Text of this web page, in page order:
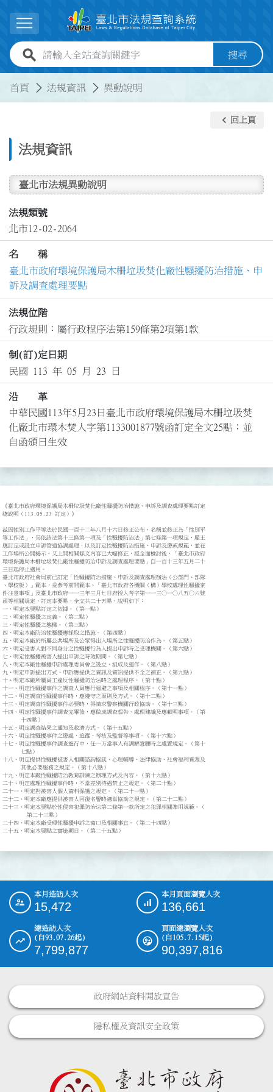
展開選單
全站查詢關鍵字欄位 搜尋
首頁 法規資訊 異動說明
法規資訊
keyboard_arrow_left 回上頁
臺北市法規異動說明
法規類號
北市12-02-2064
名 稱
臺北市政府環境保護局木柵垃圾焚化廠性騷擾防治措施、申
訴及調查處理要點
法規位階
行政規則：屬行政程序法第159條第2項第1款
制(訂)定日期
民國 113 年 05 月 23 日
沿 革
中華民國113年5月23日臺北市政府環境保護局木柵垃圾焚
化廠北市環木焚人字第1133001877號函訂定全文25點；並
自函頒日生效
《臺北市政府環境保護局木柵垃圾焚化廠性騷擾防治措施、申訴及調查處理要點訂定
總說明（113.05.23 訂定）》
茲因性別工作平等法於民國一百十二年八月十六日修正公布，名稱並修正為「性別平
等工作法」，另依該法第十三條第一項及「性騷擾防治法」第七條第一項規定，雇主
應訂定或設立申訴管道協調處理，以及訂定性騷擾防治措施、申訴及懲戒規範，並在
工作場所公開揭示。又上開相關條文內容已大幅修正，經全面檢討後，「臺北市政府
環境保護局木柵垃圾焚化廠性騷擾防治申訴及調查處理要點」自一百十三年五月二十
三日起停止適用。
臺北市政府社會局前已訂定「性騷擾防治措施、申訴及調查處理辦法（公部門、部隊
、學校版）」範本，爰參考前開範本、「臺北市政府各機關（構）學校處理性騷擾案
件注意事項」及臺北市政府一一三年三月七日府授人考字第一一三○一○八五○六號
函等相關規定，訂定本要點，全文共二十五點，說明如下：
一、明定本要點訂定之依據。（第一點）
二、明定性騷擾之定義。（第二點）
三、明定性騷擾之態樣。（第三點）
四、明定本廠防治性騷擾應採取之措施。（第四點）
五、明定本廠於所屬公共場所及公眾得出入場所之性騷擾防治作為。（第五點）
六、明定受害人對不同身分之性騷擾行為人提出申訴時之受理機關。（第六點）
七、明定性騷擾被害人提出申訴之時效期間。（第七點）
八、明定本廠性騷擾申訴處理委員會之設立、組成及運作。（第八點）
九、明定申訴提出方式、申訴應提供之資訊及資訊提供不全之補正。（第九點）
十、明定本廠所屬員工違反性騷擾防治法時之處理程序。（第十點）
十一、明定性騷擾事件之調查人員應行迴避之事項及相關程序。（第十一點）
十二、明定調查性騷擾事件時，應遵守之原則及方式。（第十二點）
十三、明定調查性騷擾事件必要時，得請求警察機關行政協助。（第十三點）
十四、明定性騷擾事件調查完畢後，應做成調查報告、處理建議及應載明事項。（第
十五、明定調查結果之通知及救濟方式。（第十五點）
十六、明定性騷擾事件之懲處、追蹤、考核及監督等事項。（第十六點）
十七、明定性騷擾事件調查進行中，任一方當事人有調解意願時之處置規定。（第十
十八、明定提供性騷擾被害人相關諮詢協談、心理輔導、法律協助、社會福利資源及
十九、明定本廠性騷擾防治教育訓練之辦理方式及內容。（第十九點）
二十、明定處理性騷擾事件時，不當差別待遇禁止之規定。（第二十點）
二十一、明定對被害人個人資料保護之規定。（第二十一點）
二十二、明定本廠應提供被害人回復名譽時適當協助之規定。（第二十二點）
二十三、明定本要點於性侵害犯罪防治法第二條第一款所定之犯罪相關準用規範。（
二十四、明定本廠受理性騷擾申訴之窗口及相關事宜。（第二十四點）
::: 本月造訪人次
15,472
本月頁面瀏覽人次
136,661
總造訪人次
(自93.07.26起)
7,799,877
頁面總瀏覽人次
(自105.7.15起)
90,397,816
政府網站資料開放宣告
隱私權及資訊安全政策